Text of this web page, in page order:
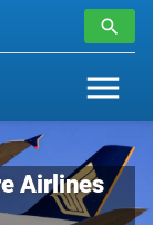
Airlines